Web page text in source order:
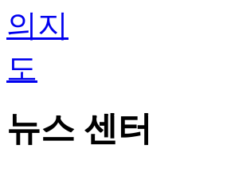
뉴스 센터